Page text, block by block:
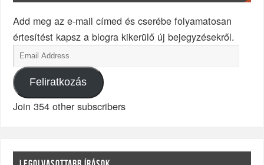
Add meg az e-mail címed és cserébe folyamatosan
értesítést kapsz a blogra kikerülő új bejegyzésekről.
Feliratkozás
Join 354 other subscribers